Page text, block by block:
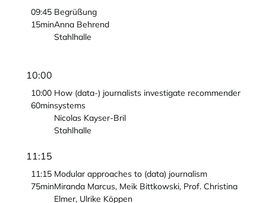
09:45
15min
Begrüßung
Anna Behrend
Stahlhalle
10:00
10:00
60min
How (data-) journalists investigate recommender
systems
Nicolas Kayser-Bril
Stahlhalle
11:15
11:15
75min
Modular approaches to (data) journalism
Miranda Marcus, Meik Bittkowski, Prof. Christina
Elmer, Ulrike Köppen